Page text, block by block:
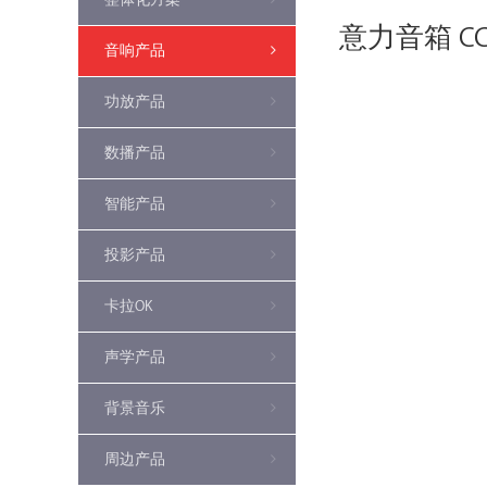
音响产品
功放产品
数播产品
智能产品
投影产品
卡拉OK
声学产品
背景音乐
周边产品
意力音箱